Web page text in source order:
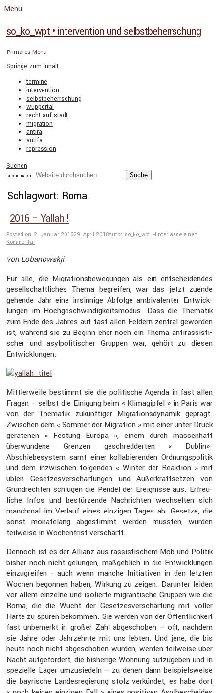
Menü
so_ko_wpt • intervention und selbstbeherrschung
Primäres Menü
Springe zum Inhalt
termine
intervention
selbstbeherrschung
wuppertal
recht auf stadt
migration
antira
antifa
repression
Suchen
suche nach:
Schlagwort: Roma
2016 – Yallah !
Posted on 2. Januar 201629. April 2018Autor so_ko_wpt Hinterlasse einen
Kommentar
von Lobanow­skji
Für alle, die Migra­ti­ons­be­we­gungen als ein entschei­dendes
gesell­schaft­li­ches Thema begreifen, war das jetzt zuende
gehende Jahr eine irrsin­nige Abfolge ambiva­lenter Entwick­
lungen im Hochge­schwin­dig­keits­modus. Dass die Thematik
zum Ende des Jahres auf fast allen Feldern zentral geworden
ist, während sie zu Beginn eher noch ein Thema antiras­sis­ti­
scher und asylpo­li­ti­scher Gruppen war, gehört zu diesen
Entwick­lungen.
Mittler­weile bestimmt sie die politi­sche Agenda in fast allen
Fragen – selbst die Einigung beim « Klima­gipfel » in Paris war
von der Thematik zukünf­tiger Migra­ti­ons­dy­namik geprägt.
Zwischen dem « Sommer der Migra­tion » mit einer unter Druck
geratenen « Festung Europa », einem durch massen­haft
überwun­dene Grenzen geschred­derten « Dublin»-
Abschiebesystem samt einer kolla­bie­renden Ordnungs­po­litik
und dem inzwi­schen folgenden « Winter der Reaktion » mit
üblen Geset­zes­ver­schär­fungen und Außer­kraft­setzen von
Grund­rechten schlugen die Pendel der Ereig­nisse aus. Erfreu­
liche Infos und bestür­zende Nachrichten wechselten sich
manchmal im Verlauf eines einzigen Tages ab. Gesetze, die
sonst monate­lang abgestimmt werden mussten, wurden
teilweise in Wochen­frist verschärft.
Dennoch ist es der Allianz aus rassis­ti­schem Mob und Politik
bisher noch nicht gelungen, maßgeb­lich in die Entwick­lungen
einzu­greifen - auch wenn manche Initia­tiven in den letzten
Wochen begonnen haben, Wirkung zu zeigen. Darunter leiden
vor allem einzelne und isolierte migran­ti­sche Gruppen wie die
Roma, die die Wucht der Geset­zes­ver­schär­fung mit voller
Härte zu spüren bekommen. Sie werden von der Öffent­lich­keit
fast unbemerkt in großer Zahl abgeschoben – oft, nachdem
sie Jahre oder Jahrzehnte mit uns lebten. Und jene, die bis
heute noch nicht abgeschoben wurden, werden teilweise über
Nacht aufge­for­dert, die bishe­rige Wohnung aufzu­geben und in
spezi­elle Lager umzusie­deln – zu denen dann beispiels­weise
die bayri­sche Landes­re­gie­rung stolz verkündet, es habe dort